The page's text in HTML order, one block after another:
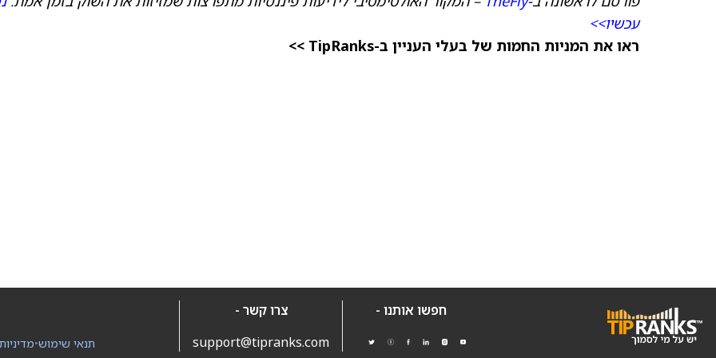
עכשיו>>
ראו את המניות החמות של בעלי העניין ב-TipRanks >>
חפשו אותנו -
צרו קשר -
support@tipranks.com
•תנאי שימוש